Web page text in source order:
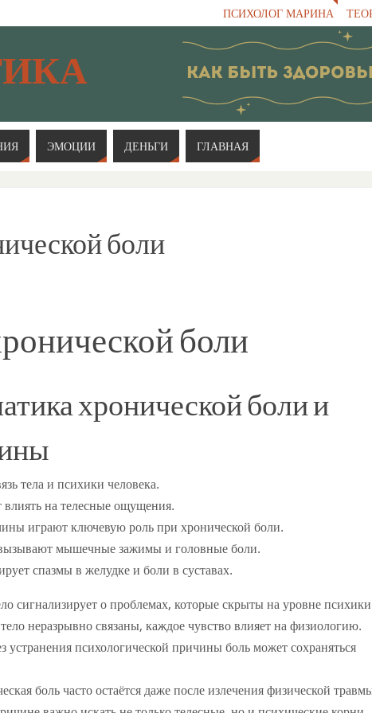
ПСИХОЛОГ МАРИНА
ЭМОЦИИ ДЕНЬГИ ГЛАВНАЯ
боли
боли
хронической боли и
тела и психики человека.
на телесные ощущения.
играют ключевую роль при хронической боли.
мышечные зажимы и головные боли.
спазмы в желудке и боли в суставах.
сигнализирует о проблемах, которые скрыты на уровне
неразрывно связаны, каждое чувство влияет на физиологию.
устранения психологической причины боль может сохраняться
боль часто остаётся даже после излечения физической